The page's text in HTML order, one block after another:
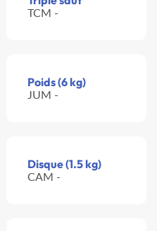
TCM -
Poids (6 kg)
JUM -
Disque (1.5 kg)
CAM -